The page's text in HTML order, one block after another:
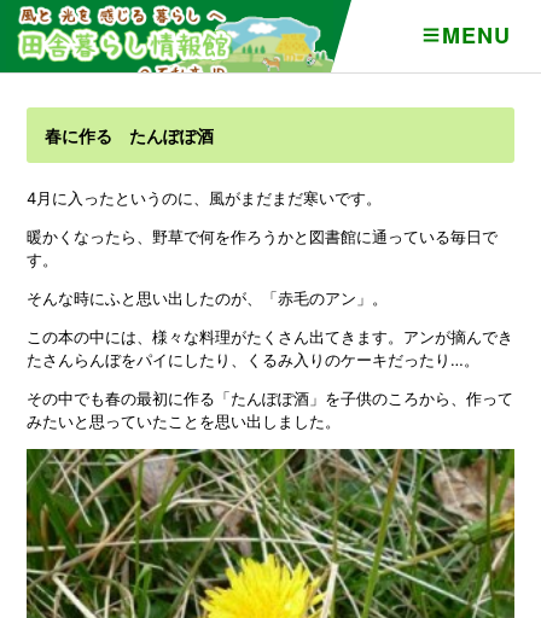
MENU
春に作る たんぽぽ酒
4月に入ったというのに、風がまだまだ寒いです。
暖かくなったら、野草で何を作ろうかと図書館に通っている毎日で
す。
そんな時にふと思い出したのが、「赤毛のアン」。
この本の中には、様々な料理がたくさん出てきます。アンが摘んでき
たさんらんぼをパイにしたり、くるみ入りのケーキだったり…。
その中でも春の最初に作る「たんぽぽ酒」を子供のころから、作って
みたいと思っていたことを思い出しました。